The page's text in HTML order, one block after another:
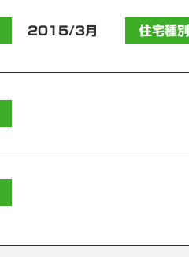
2015/3月 住宅種別